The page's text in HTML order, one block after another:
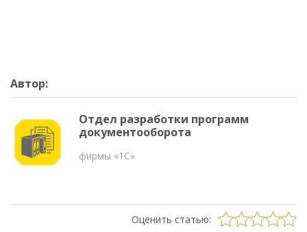
Автор:
Отдел разработки программ
документооборота
фирмы «1С»
Оценить статью: